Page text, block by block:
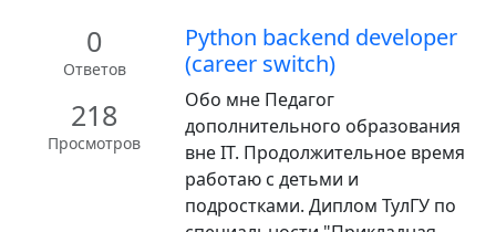
0
Ответов
218
Просмотров
Python backend developer
(career switch)
Обо мне Педагог
дополнительного образования
вне IT. Продолжительное время
работаю с детьми и
подростками. Диплом ТулГУ по